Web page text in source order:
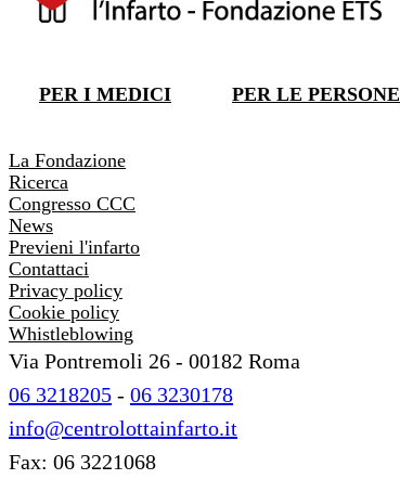
PER I MEDICI PER LE PERSONE
La Fondazione
Ricerca
Congresso CCC
News
Previeni l'infarto
Contattaci
Privacy policy
Cookie policy
Whistleblowing
Via Pontremoli 26 - 00182 Roma
06 3218205 - 06 3230178
info@centrolottainfarto.it
Fax: 06 3221068